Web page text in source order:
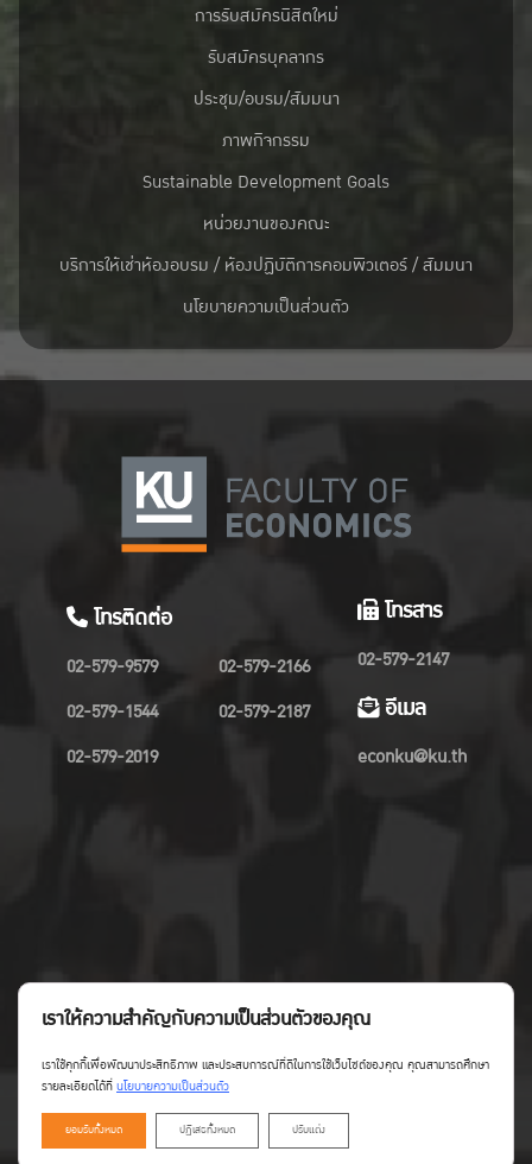
การรับสมัครนิสิตใหม่
รับสมัครบุคลากร
ประชุม/อบรม/สัมมนา
ภาพกิจกรรม
Sustainable Development Goals
หน่วยงานของคณะ
บริการให้เช่าห้องอบรม / ห้องปฏิบัติการคอมพิวเตอร์ / สัมมนา
นโยบายความเป็นส่วนตัว
โทรติดต่อ
02-579-9579
02-579-1544
02-579-2019
02-579-2166
02-579-2187
โทรสาร
02-579-2147
อีเมล
econku@ku.th
Copyright©Faculty of Economics KU
เราให้ความสำคัญกับความเป็นส่วนตัวของคุณ
เราใช้คุกกี้เพื่อพัฒนาประสิทธิภาพ และประสบการณ์ที่ดีในการใช้เว็บไซต์ของคุณ คุณสามารถศึกษา
รายละเอียดได้ที่นโยบายความเป็นส่วนตัว
ยอมรับทั้งหมด ปฏิเสธทั้งหมด ปรับแต่ง